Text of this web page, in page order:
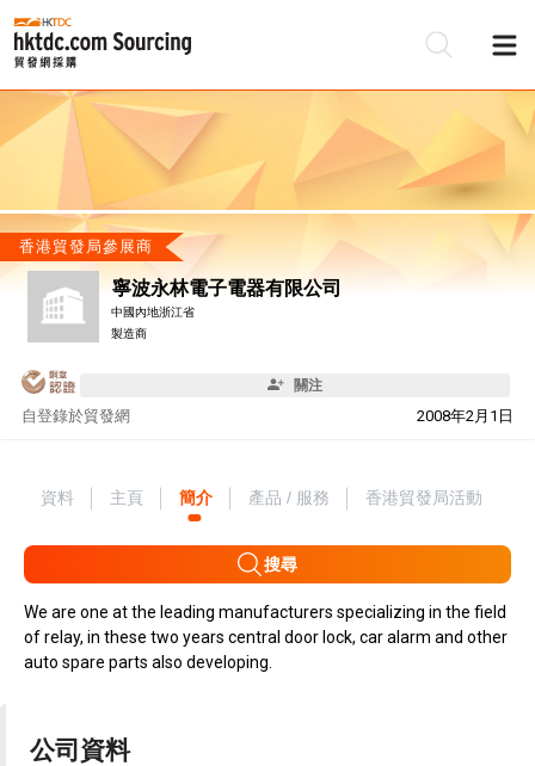
香港貿發局參展商
寧波永林電子電器有限公司
中國內地浙江省
製造商
關注
自 2008年2月1日
登錄於貿發網
資料 主頁 簡介 產品 / 服務 香港貿發局活動
搜尋
We are one at the leading manufacturers specializing in the field
of relay, in these two years central door lock, car alarm and other
auto spare parts also developing.
公司資料